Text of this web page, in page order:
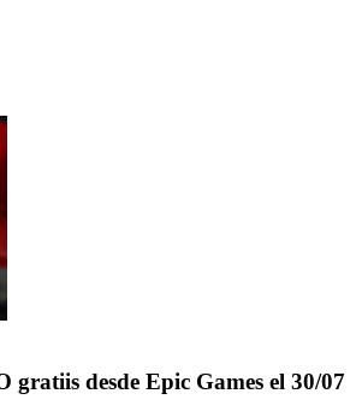
gratiis desde Epic Games el 30/07